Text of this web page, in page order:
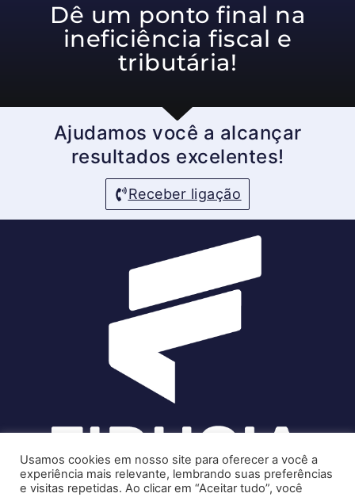
Dê um ponto final na
ineficiência fiscal e
tributária!
Ajudamos você a alcançar
resultados excelentes!
Receber ligação
Usamos cookies em nosso site para oferecer a você a
experiência mais relevante, lembrando suas preferências
e visitas repetidas. Ao clicar em “Aceitar tudo”, você